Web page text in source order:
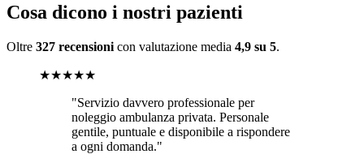
Cosa dicono i nostri pazienti
Oltre 327 recensioni con valutazione media 4,9 su 5.
★★★★★
"Servizio davvero professionale per
noleggio ambulanza privata. Personale
gentile, puntuale e disponibile a rispondere
a ogni domanda."